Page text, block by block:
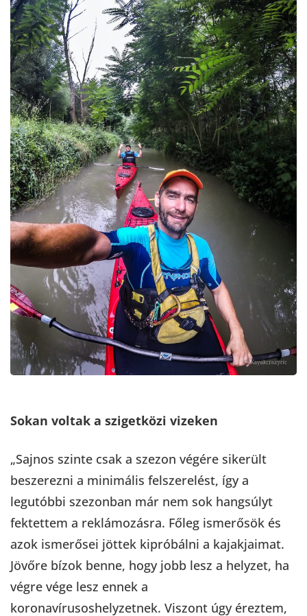
Sokan voltak a szigetközi vizeken
„Sajnos szinte csak a szezon végére sikerült
beszerezni a minimális felszerelést, így a
legutóbbi szezonban már nem sok hangsúlyt
fektettem a reklámozásra. Főleg ismerősök és
azok ismerősei jöttek kipróbálni a kajakjaimat.
Jövőre bízok benne, hogy jobb lesz a helyzet, ha
végre vége lesz ennek a
koronavírusoshelyzetnek. Viszont úgy éreztem,